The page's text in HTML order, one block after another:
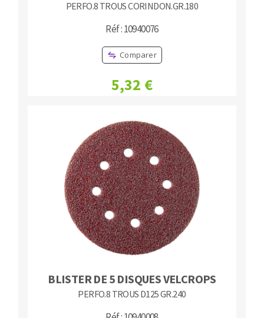
PERFO.8 TROUS CORINDON.GR.180
Réf : 10940076
Comparer
5,32 €
BLISTER DE 5 DISQUES VELCROPS
PERFO.8 TROUS D125 GR.240